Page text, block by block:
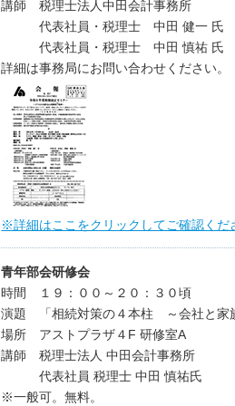
講師 税理士法人中田会計事務所
代表社員・税理士 中田 健一 氏
代表社員・税理士 中田 慎祐 氏
詳細は事務局にお問い合わせください。
※詳細はここをクリックしてご確認くだ
青年部会研修会
時間 １９：００～２０：３０頃
演題 「相続対策の４本柱 ～会社と家
場所 アストプラザ４F 研修室A
講師 税理士法人 中田会計事務所
代表社員 税理士 中田 慎祐氏
※一般可。無料。